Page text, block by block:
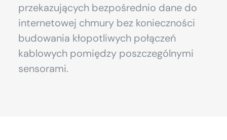
przekazujących bezpośrednio dane do
internetowej chmury bez konieczności
budowania kłopotliwych połączeń
kablowych pomiędzy poszczególnymi
sensorami.